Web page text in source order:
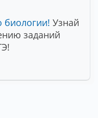
биологии! Узнай
заданий